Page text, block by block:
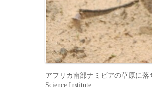
アフリカ南部ナミビアの草原に落
Science Institute